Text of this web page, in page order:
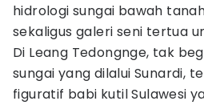
hidrologi sungai bawah
sekaligus galeri seni tertua
Di Leang Tedongnge, tak
sungai yang dilalui Sunardi,
figuratif babi kutil Sulawesi